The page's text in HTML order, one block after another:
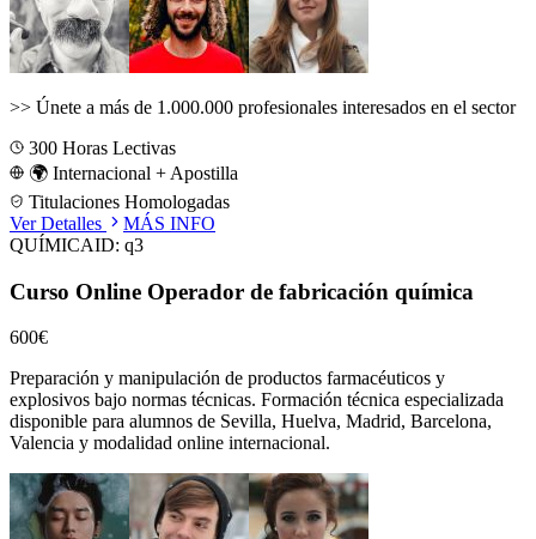
>> Únete a más de 1.000.000 profesionales interesados en el sector
300 Horas Lectivas
🌍 Internacional + Apostilla
Titulaciones Homologadas
Ver Detalles
MÁS INFO
QUÍMICAID: q3
Curso Online Operador de fabricación química
600€
Preparación y manipulación de productos farmacéuticos y
explosivos bajo normas técnicas. Formación técnica especializada
disponible para alumnos de Sevilla, Huelva, Madrid, Barcelona,
Valencia y modalidad online internacional.